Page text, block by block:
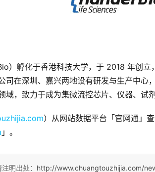
）孵化于香港科技大学，于 2018 年创
司在深圳、嘉兴两地设有研发与生产中心
域，致力于成为集微流控芯片、仪器、试
）从网站数据平台「官网通」
」。
明出处： http://www.chuangtouzhijia.com/